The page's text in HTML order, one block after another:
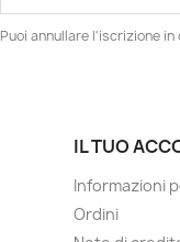
Puoi annullare l'iscrizione
IL TUO
Informazioni
Ordini